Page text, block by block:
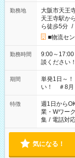
勤務地
大阪市天王
天王寺駅か
ら徒歩5分 /
■物流セ
勤務時間
9:00～17:00 10:00～
談ください！
期間
単発1日～
い！ ＃8
特徴 週1日から
業・Wワー
集 / 電話対
気になる！